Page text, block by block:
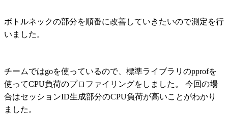
ボトルネックの部分を順番に改善していきたいので測定を行
いました。
チームではgoを使っているので、標準ライブラリのpprofを
使ってCPU負荷のプロファイリングをしました。 今回の場
合はセッションID生成部分のCPU負荷が高いことがわかり
ました。